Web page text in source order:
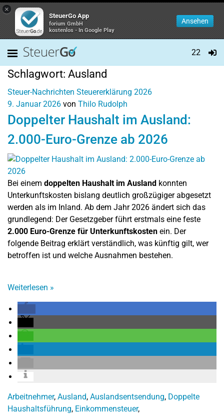
×
SteuerGo App
forium GmbH
kostenlos - In Google Play
Ansehen
22
Schlagwort: Ausland
Steuer-Nachrichten Steuererklärung 2026
9. Januar 2026 von Thilo Rudolph
Doppelter Haushalt im Ausland:
2.000-Euro-Grenze ab 2026
Bei einem doppelten Haushalt im Ausland konnten
Unterkunftskosten bislang deutlich großzügiger abgesetzt
werden als im Inland. Ab dem Jahr 2026 ändert sich das
grundlegend: Der Gesetzgeber führt erstmals eine feste
2.000 Euro-Grenze für Unterkunftskosten ein. Der
folgende Beitrag erklärt verständlich, was künftig gilt, wer
betroffen ist und welche Ausnahmen bestehen.
Weiterlesen »
Arbeitnehmer, Ausland, Auslandsentsendung, Doppelte
Haushaltsführung, Einkommensteuer,